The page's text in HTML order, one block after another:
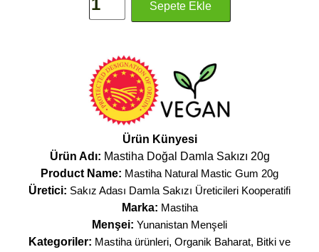
Ürün Künyesi
Ürün Adı: Mastiha Doğal Damla Sakızı 20g
Product Name: Mastiha Natural Mastic Gum 20g
Üretici: Sakız Adası Damla Sakızı Üreticileri Kooperatifi
Marka: Mastiha
Menşei: Yunanistan Menşeli
Kategoriler: Mastiha ürünleri, Organik Baharat, Bitki ve